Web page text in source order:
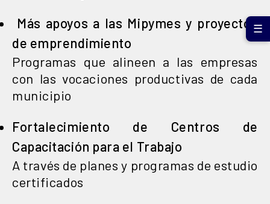
Más apoyos a las Mipymes y proyectos
de emprendimiento
Programas que alineen a las empresas
con las vocaciones productivas de cada
municipio
Fortalecimiento de Centros de
Capacitación para el Trabajo
A través de planes y programas de estudio
certificados
☰